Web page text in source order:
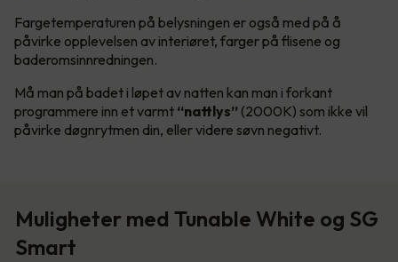
Fargetemperaturen på belysningen er også med på å
påvirke opplevelsen av interiøret, farger på flisene og
baderomsinnredningen.
Må man på badet i løpet av natten kan man i forkant
programmere inn et varmt “nattlys” (2000K) som ikke vil
påvirke døgnrytmen din, eller videre søvn negativt.
Muligheter med Tunable White og SG
Smart